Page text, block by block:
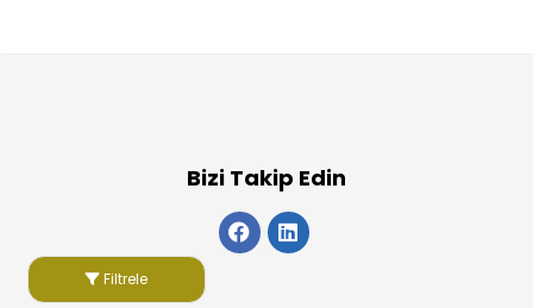
Filtrele
Bizi Takip Edin